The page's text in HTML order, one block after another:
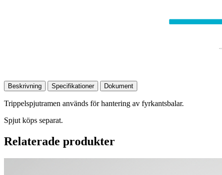
Beskrivning Specifikationer Dokument
Trippelspjutramen används för hantering av fyrkantsbalar.
Spjut köps separat.
Relaterade produkter